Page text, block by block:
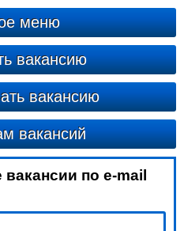
меню
вакансию
вакансию
вакансий
по e-mail